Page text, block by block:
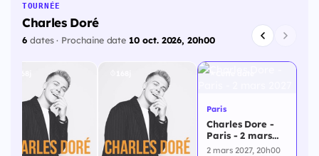
TOURNÉE
Charles Doré
6dates · Prochaine date 10 oct. 2026, 20h00
Paris
Charles Dore -
Paris - 2 mars
2027
2 mars 2027, 20h00